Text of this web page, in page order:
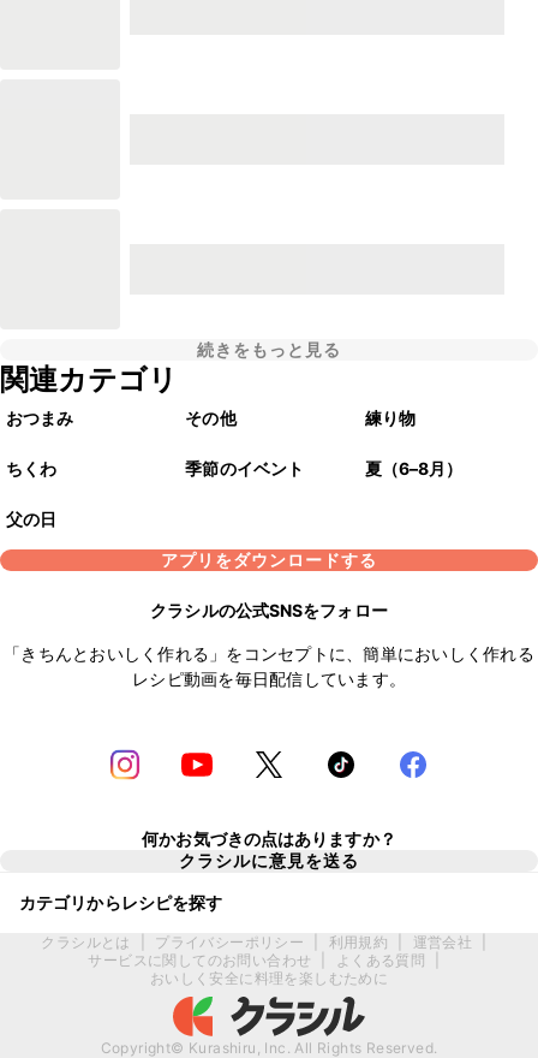
続きをもっと見る
関連カテゴリ
おつまみ その他 練り物
ちくわ 季節のイベント 夏（6–8月）
父の日
アプリをダウンロードする
クラシルの公式SNSをフォロー
「きちんとおいしく作れる」をコンセプトに、簡単においしく作れる
レシピ動画を毎日配信しています。
何かお気づきの点はありますか？
クラシルに意見を送る
カテゴリからレシピを探す
クラシルとは プライバシーポリシー 利用規約 運営会社
サービスに関してのお問い合わせ
よくある質問
おいしく安全に料理を楽しむために
Copyright© Kurashiru, Inc. All Rights Reserved.